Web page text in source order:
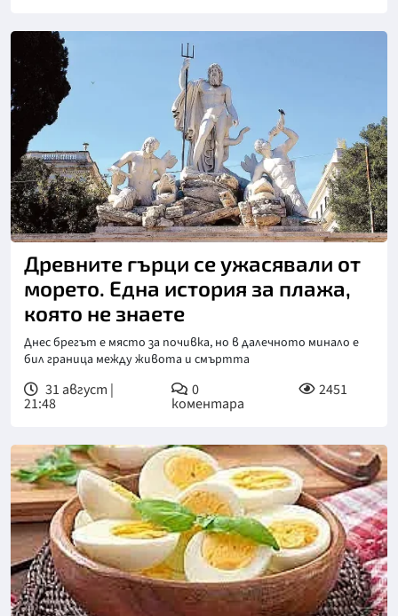
Древните гърци се ужасявали от
морето. Една история за плажа,
която не знаете
Днес брегът е място за почивка, но в далечното минало е
бил граница между живота и смъртта
31 август |
21:48
0
коментара
2451